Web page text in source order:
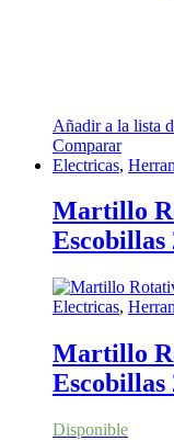
Añadir a la lista
Comparar
Electricas,
Martillo
Escobillas
Electricas,
Martillo
Escobillas
Disponible